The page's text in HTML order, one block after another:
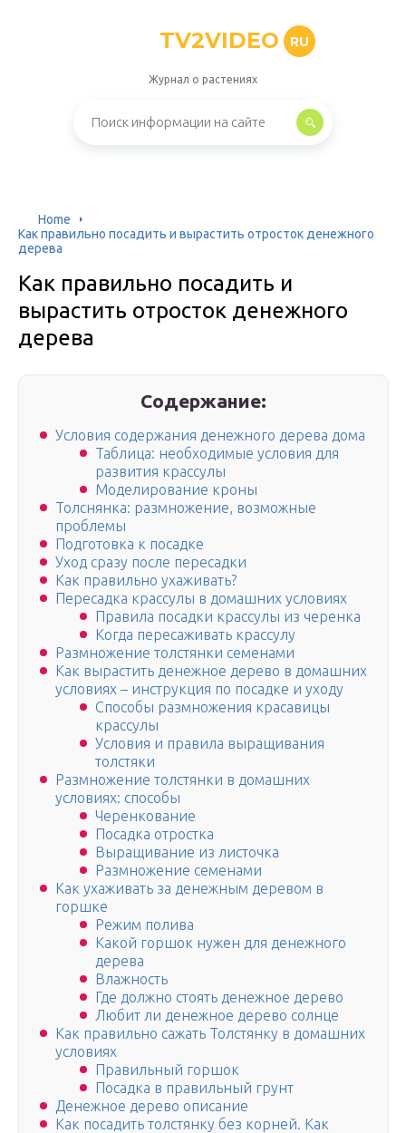
TV2VIDEO RU
Журнал о растениях
Home
Как правильно посадить и вырастить отросток денежного
дерева
Как правильно посадить и
вырастить отросток денежного
дерева
Содержание:
Условия содержания денежного дерева дома
Таблица: необходимые условия для
развития крассулы
Моделирование кроны
Толснянка: размножение, возможные
проблемы
Подготовка к посадке
Уход сразу после пересадки
Как правильно ухаживать?
Пересадка крассулы в домашних условиях
Правила посадки крассулы из черенка
Когда пересаживать крассулу
Размножение толстянки семенами
Как вырастить денежное дерево в домашних
условиях – инструкция по посадке и уходу
Способы размножения красавицы
крассулы
Условия и правила выращивания
толстяки
Размножение толстянки в домашних
условиях: способы
Черенкование
Посадка отростка
Выращивание из листочка
Размножение семенами
Как ухаживать за денежным деревом в
горшке
Режим полива
Какой горшок нужен для денежного
дерева
Влажность
Где должно стоять денежное дерево
Любит ли денежное дерево солнце
Как правильно сажать Толстянку в домашних
условиях
Правильный горшок
Посадка в правильный грунт
Денежное дерево описание
Как посадить толстянку без корней. Как